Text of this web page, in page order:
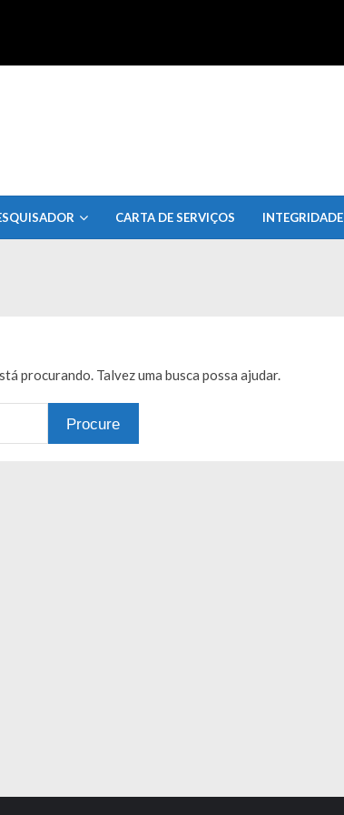
CARTA DE SERVIÇOS INTEGRIDADE
procurando. Talvez uma busca possa ajudar.